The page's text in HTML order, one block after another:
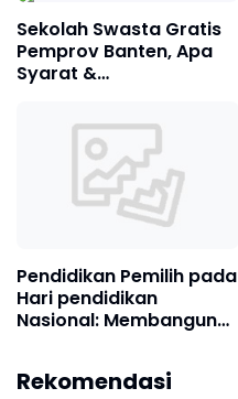
Sekolah Swasta Gratis
Pemprov Banten, Apa
Syarat &
Pendidikan Pemilih pada
Hari pendidikan
Nasional: Membangun
Rekomendasi
Untuk Transformasi